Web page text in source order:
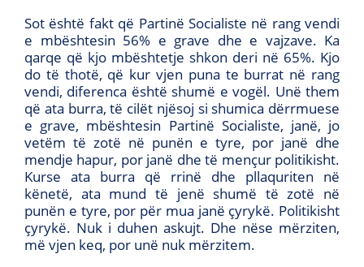
Sot është fakt që Partinë Socialiste në rang vendi
e mbështesin 56% e grave dhe e vajzave. Ka
qarqe që kjo mbështetje shkon deri në 65%. Kjo
do të thotë, që kur vjen puna te burrat në rang
vendi, diferenca është shumë e vogël. Unë them
që ata burra, të cilët njësoj si shumica dërrmuese
e grave, mbështesin Partinë Socialiste, janë, jo
vetëm të zotë në punën e tyre, por janë dhe
mendje hapur, por janë dhe të mençur politikisht.
Kurse ata burra që rrinë dhe pllaquriten në
kënetë, ata mund të jenë shumë të zotë në
punën e tyre, por për mua janë çyrykë. Politikisht
çyrykë. Nuk i duhen askujt. Dhe nëse mërziten,
më vjen keq, por unë nuk mërzitem.